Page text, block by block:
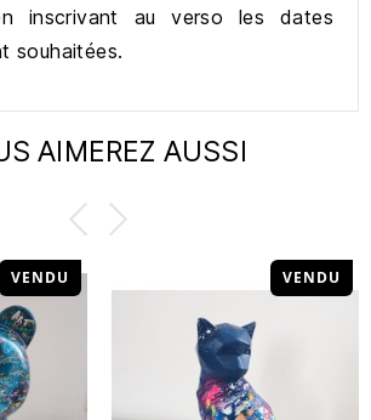
inscrivant au verso les dates
souhaitées.
AIMEREZ AUSSI
VENDU VENDU